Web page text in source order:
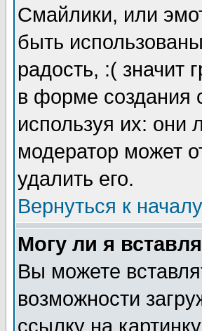
Смайлики, или
быть
радость, :( значит
в форме создания
используя их: они
модератор может
удалить его.
Вернуться к началу
Могу ли я
Вы можете
возможности
ссылку на